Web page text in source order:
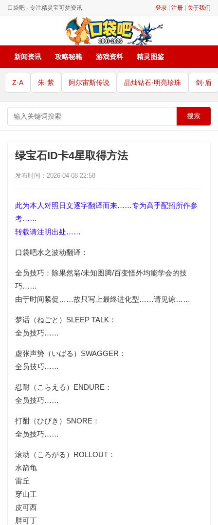
口袋吧 · 专注精灵宝可梦资讯 登录 注册 关于我们
新闻资讯 攻略秘籍 游戏资料 精灵图鉴
Z·A 朱·紫 阿尔宙斯传说 晶灿钻石·明亮珍珠 剑·盾
搜索
绿宝石ID卡4星取得方法
发布时间：2026-04-08 22:58
此为本人对照日文逐字翻译而来……专为高手配招所作参
考……
转载请注明出处……
口袋吧水之波动翻译：
全员技巧：除果然翁/未知图腾/百变怪外均能学会的技
巧……
由于时间紧促……故只写上最终进化型……请见谅……
梦话（ねごと）SLEEP TALK：
全员技巧……
虚张声势（いばる）SWAGGER：
全员技巧……
忍耐（こらえる）ENDURE：
全员技巧……
打酣（ひびき）SNORE：
全员技巧……
滚动（ころがる）ROLLOUT：
水箭龟
雷丘
穿山王
皮可西
胖可丁